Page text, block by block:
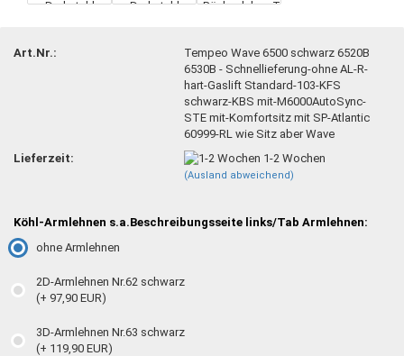
Art.Nr.:
Tempeo Wave 6500 schwarz 6520B
6530B - Schnellieferung-ohne AL-R-
hart-Gaslift Standard-103-KFS
schwarz-KBS mit-M6000AutoSync-
STE mit-Komfortsitz mit SP-Atlantic
60999-RL wie Sitz aber Wave
Lieferzeit:
1-2 Wochen
(Ausland abweichend)
Köhl-Armlehnen s.a.Beschreibungsseite links/Tab Armlehnen:
ohne Armlehnen
2D-Armlehnen Nr.62 schwarz
(+ 97,90 EUR)
3D-Armlehnen Nr.63 schwarz
(+ 119,90 EUR)